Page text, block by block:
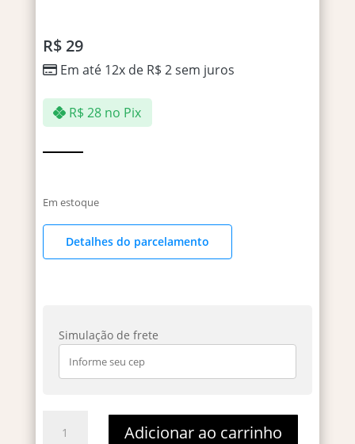
R$29
Em até 12x de R$ 2sem juros
R$ 28 no Pix
Em estoque
Detalhes do parcelamento
Simulação de frete
Adicionar ao carrinho